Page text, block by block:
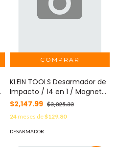
KLEIN TOOLS Desarmador de
Impacto / 14 en 1 / Magneto
de Tierras Raras /
Almacenamiento Dual /
Asistencia de Torque /
Adaptador 7/8". MOD:
$2,147.99 $3,025.33
24meses de$129.80
DESARMADOR